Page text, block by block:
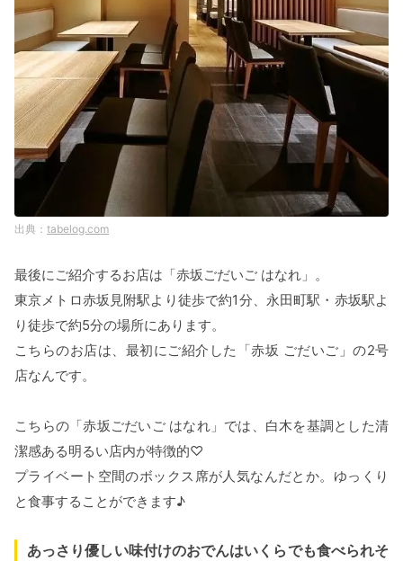
tabelog.com
最後にご紹介するお店は「赤坂ごだいご はなれ」。
東京メトロ赤坂見附駅より徒歩で約1分、永田町駅・赤坂駅よ
り徒歩で約5分の場所にあります。
こちらのお店は、最初にご紹介した「赤坂 ごだいご」の2号
店なんです。
こちらの「赤坂ごだいご はなれ」では、白木を基調とした清
潔感ある明るい店内が特徴的♡
プライベート空間のボックス席が人気なんだとか。ゆっくり
と食事することができます♪
あっさり優しい味付けのおでんはいくらでも食べられそ